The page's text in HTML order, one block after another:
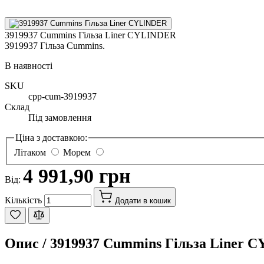
3919937 Cummins Гільза Liner CYLINDER
3919937 Гільза Cummins.
В наявності
SKU
cpp-cum-3919937
Склад
Під замовлення
Ціна з доставкою:
Літаком
Морем
Від: 4 991,90 грн
Кількість Додати в кошик
Опис / 3919937 Cummins Гільза Liner